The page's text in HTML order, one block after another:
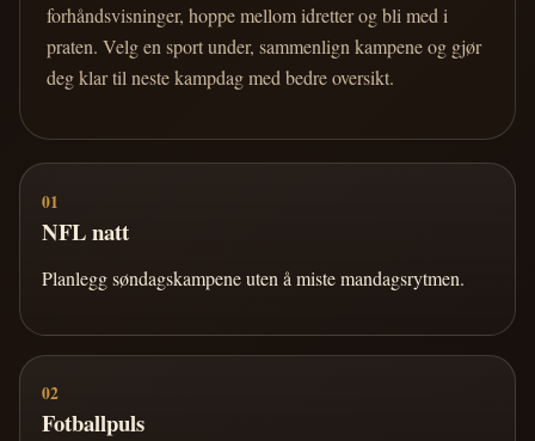
forhåndsvisninger, hoppe mellom idretter og bli med i
praten. Velg en sport under, sammenlign kampene og gjør
deg klar til neste kampdag med bedre oversikt.
01
NFL natt
Planlegg søndagskampene uten å miste mandagsrytmen.
02
Fotballpuls